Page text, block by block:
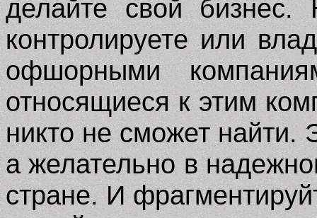
делайте свой
контролируете или
офшорными
относящиеся к этим
никто не сможет
а желательно в
стране. И